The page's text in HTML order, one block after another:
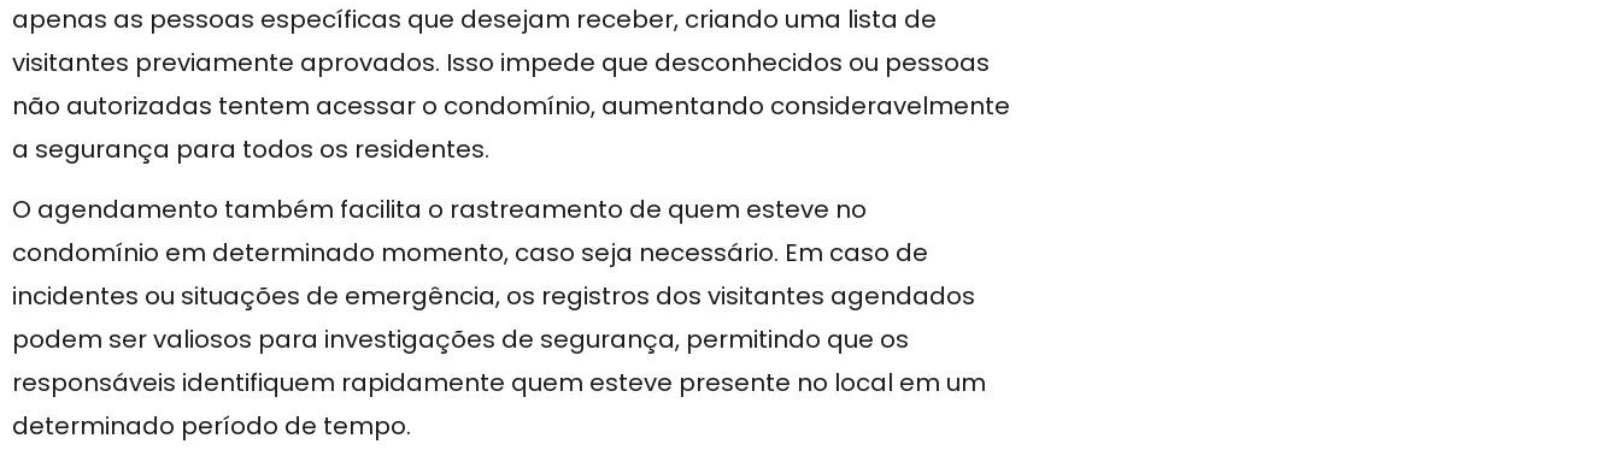
apenas as pessoas específicas que desejam receber, criando uma lista de
visitantes previamente aprovados. Isso impede que desconhecidos ou pessoas
não autorizadas tentem acessar o condomínio, aumentando consideravelmente
a segurança para todos os residentes.
O agendamento também facilita o rastreamento de quem esteve no
condomínio em determinado momento, caso seja necessário. Em caso de
incidentes ou situações de emergência, os registros dos visitantes agendados
podem ser valiosos para investigações de segurança, permitindo que os
responsáveis identifiquem rapidamente quem esteve presente no local em um
determinado período de tempo.